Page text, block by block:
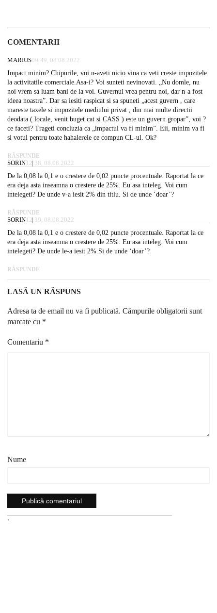
COMENTARII
MARIUS09:49, 08.08.2022
Impact minim? Chipurile, voi n-aveti nicio vina ca veti creste impozitele
la activitatile comerciale.Asa-i? Voi sunteti nevinovati. „Nu domle, nu
noi vrem sa luam bani de la voi. Guvernul vrea pentru noi, dar n-a fost
ideea noastra”. Dar sa iesiti raspicat si sa spuneti „acest guvern , care
mareste taxele si impozitele mediului privat , din mai multe directii
deodata ( locale, venit buget cat si CASS ) este un guvern gropar”, voi ?
ce faceti? Trageti concluzia ca „impactul va fi minim”. Eii, minim va fi
si votul pentru toate hahalerele ce compun CL-ul. Ok?
RĂSPUNDE
SORIN12:38, 08.08.2022
De la 0,08 la 0,1 e o crestere de 0,02 puncte procentuale. Raportat la ce
era deja asta inseamna o crestere de 25%. Eu asa inteleg. Voi cum
intelegeti? De unde v-a iesit 2% din titlu. Si de unde ‘doar’?
RĂSPUNDE
SORIN12:39, 08.08.2022
De la 0,08 la 0,1 e o crestere de 0,02 puncte procentuale. Raportat la ce
era deja asta inseamna o crestere de 25%. Eu asa inteleg. Voi cum
intelegeti? De unde le-a iesit 2%.Si de unde ‘doar’?
RĂSPUNDE
LASĂ UN RĂSPUNS
Adresa ta de email nu va fi publicată. Câmpurile obligatorii sunt
marcate cu *
Comentariu *
Nume
`